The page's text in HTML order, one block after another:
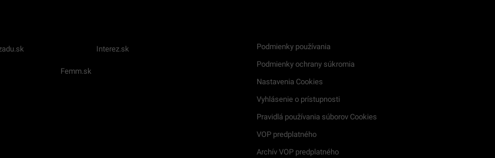
Interez.sk
Femm.sk
Podmienky používania
Podmienky ochrany súkromia
Nastavenia Cookies
Vyhlásenie o prístupnosti
Pravidlá používania súborov Cookies
VOP predplatného
Archív VOP predplatného